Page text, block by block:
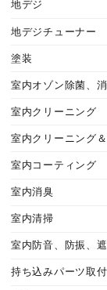
地デジ
地デジチューナー
塗装
室内オゾン除菌、
室内クリーニング
室内クリーニング
室内コーティング
室内消臭
室内清掃
室内防音、防振、
持ち込みパーツ取付